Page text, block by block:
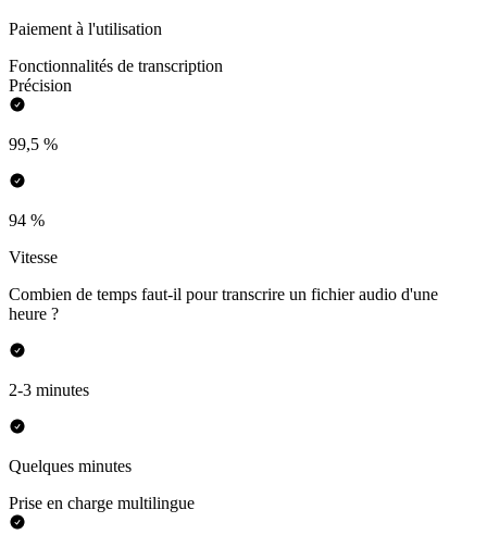
Paiement à l'utilisation
Fonctionnalités de transcription
Précision
99,5 %
94 %
Vitesse
Combien de temps faut-il pour transcrire un fichier audio d'une
heure ?
2-3 minutes
Quelques minutes
Prise en charge multilingue